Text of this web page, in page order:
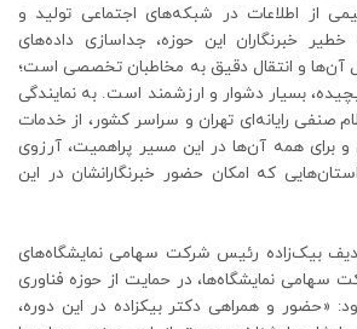
از اطلاعات در شبکه‌های اجتماعی تولید و
خبرنگاران این حوزه، جداسازی داده‌های
آن‌ها و انتقال دقیق به مخاطبان تخصصی است؛
بسیار دشوار و ارزشمند است. به نمایندگی
صنفی رایانه‌ای تهران و سراسر کشور، از خدمات
و برای همه آن‌ها در این مسیر پراهمیت، آرزوی
که امکان حضور خبرنگارانشان در این
بیک‌زاده رئیس شرکت سهامی نمایشگاه‌های
سهامی نمایشگاه‌ها، در حمایت از حوزه فناوری
«حضور و همراهی دکتر بیکزاده در این دوره،